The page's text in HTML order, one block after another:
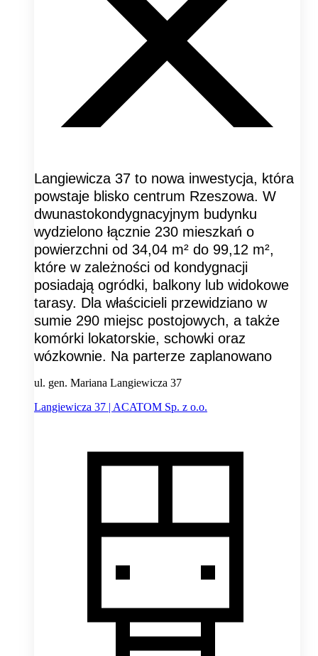
Langiewicza 37 to nowa inwestycja, która
powstaje blisko centrum Rzeszowa. W
dwunastokondygnacyjnym budynku
wydzielono łącznie 230 mieszkań o
powierzchni od 34,04 m² do 99,12 m²,
które w zależności od kondygnacji
posiadają ogródki, balkony lub widokowe
tarasy. Dla właścicieli przewidziano w
sumie 290 miejsc postojowych, a także
komórki lokatorskie, schowki oraz
wózkownie. Na parterze zaplanowano
ul. gen. Mariana Langiewicza 37
Langiewicza 37 | ACATOM Sp. z o.o.